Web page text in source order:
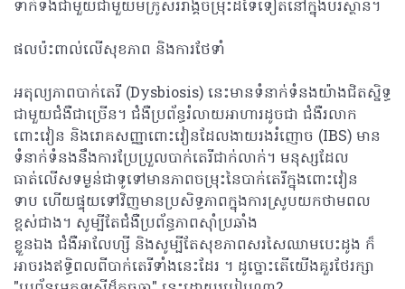
ទាក់ទងជាមួយជាមួយមីក្រូសរីរាង្គចម្រុះដទៃទៀតនៅក្នុងបរិស្ថាន។
ផលប៉ះពាល់លើសុខភាព និងការថែទាំ
អតុល្យភាពបាក់តេរី​ (Dysbiosis) នេះមានទំនាក់ទំនងយ៉ាងជិតស្និទ្ធ
ជាមួយជំងឺជាច្រើន។ ជំងឺប្រព័ន្ធរំលាយអាហារដូចជា ជំងឺរលាក
ពោះវៀន និងរោគសញ្ញាពោះវៀនដែលងាយរងរំញោច (IBS) មាន
ទំនាក់ទំនងនឹងការប្រែប្រួលបាក់តេរីជាក់លាក់។ មនុស្សដែល
ធាត់លើសទម្ងន់ជាទូទៅមានភាពចម្រុះនៃបាក់តេរីក្នុងពោះវៀន
ទាប ហើយផ្ទុយទៅវិញមានប្រសិទ្ធភាពក្នុងការស្រូបយកថាមពល
ខ្ពស់ជាង។ សូម្បីតែជំងឺប្រព័ន្ធភាពស៊ាំប្រឆាំង
ខ្លួនឯង ជំងឺអាលែហ្សី និងសូម្បីតែសុខភាពសរសៃឈាមបេះដូង ក៏
អាចរងឥទ្ធិពលពីបាក់តេរីទាំងនេះដែរ ។ ដូច្នោះតើយើងគួរថែរក្សា